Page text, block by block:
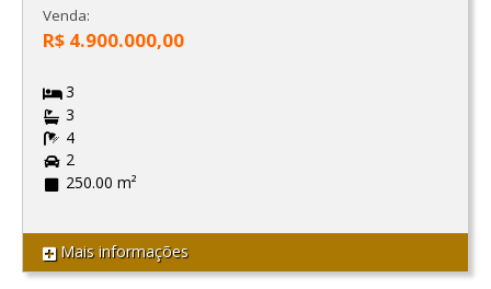
Venda:
R$ 4.900.000,00
3
3
4
2
250.00 m²
Mais informações